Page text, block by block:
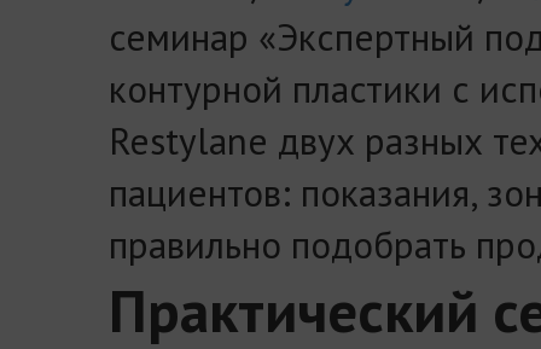
семинар «Экспертный
контурной пластики с
Restylane двух разных
пациентов: показания,
правильно подобрать
Практический